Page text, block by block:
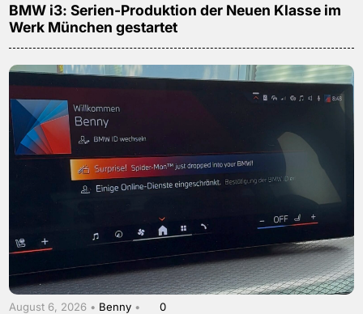
BMW i3: Serien-Produktion der Neuen Klasse im
Werk München gestartet
August 6, 2026 • Benny • 0